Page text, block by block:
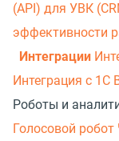
(API) для УВК
эффективности
Интеграции
Интеграция с 1С
Роботы и
Голосовой робот